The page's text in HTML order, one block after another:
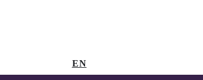
EN